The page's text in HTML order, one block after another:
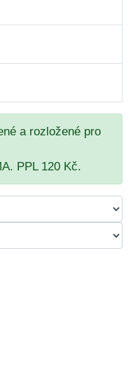
a rozložené pro
PPL 120 Kč.